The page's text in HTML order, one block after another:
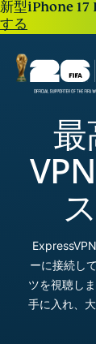
新型iPhone 17
する
最
ーに接続し
ツを視聴し
手に入れ、